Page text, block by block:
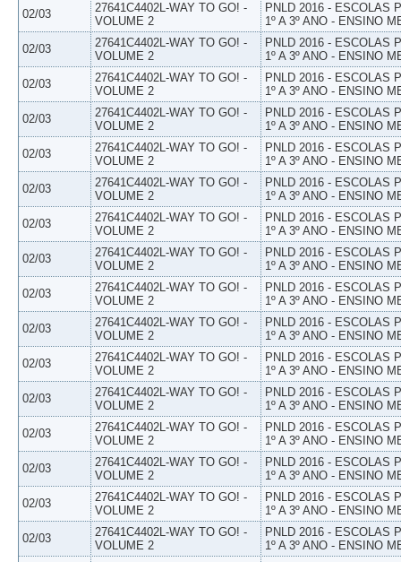
02/03
27641C4402L-WAY TO GO! -
VOLUME 2
PNLD 2016 - ESCOLAS
1º A 3º ANO - ENSINO
02/03
27641C4402L-WAY TO GO! -
VOLUME 2
PNLD 2016 - ESCOLAS
1º A 3º ANO - ENSINO
02/03
27641C4402L-WAY TO GO! -
VOLUME 2
PNLD 2016 - ESCOLAS
1º A 3º ANO - ENSINO
02/03
27641C4402L-WAY TO GO! -
VOLUME 2
PNLD 2016 - ESCOLAS
1º A 3º ANO - ENSINO
02/03
27641C4402L-WAY TO GO! -
VOLUME 2
PNLD 2016 - ESCOLAS
1º A 3º ANO - ENSINO
02/03
27641C4402L-WAY TO GO! -
VOLUME 2
PNLD 2016 - ESCOLAS
1º A 3º ANO - ENSINO
02/03
27641C4402L-WAY TO GO! -
VOLUME 2
PNLD 2016 - ESCOLAS
1º A 3º ANO - ENSINO
02/03
27641C4402L-WAY TO GO! -
VOLUME 2
PNLD 2016 - ESCOLAS
1º A 3º ANO - ENSINO
02/03
27641C4402L-WAY TO GO! -
VOLUME 2
PNLD 2016 - ESCOLAS
1º A 3º ANO - ENSINO
02/03
27641C4402L-WAY TO GO! -
VOLUME 2
PNLD 2016 - ESCOLAS
1º A 3º ANO - ENSINO
02/03
27641C4402L-WAY TO GO! -
VOLUME 2
PNLD 2016 - ESCOLAS
1º A 3º ANO - ENSINO
02/03
27641C4402L-WAY TO GO! -
VOLUME 2
PNLD 2016 - ESCOLAS
1º A 3º ANO - ENSINO
02/03
27641C4402L-WAY TO GO! -
VOLUME 2
PNLD 2016 - ESCOLAS
1º A 3º ANO - ENSINO
02/03
27641C4402L-WAY TO GO! -
VOLUME 2
PNLD 2016 - ESCOLAS
1º A 3º ANO - ENSINO
02/03
27641C4402L-WAY TO GO! -
VOLUME 2
PNLD 2016 - ESCOLAS
1º A 3º ANO - ENSINO
02/03
27641C4402L-WAY TO GO! -
VOLUME 2
PNLD 2016 - ESCOLAS
1º A 3º ANO - ENSINO